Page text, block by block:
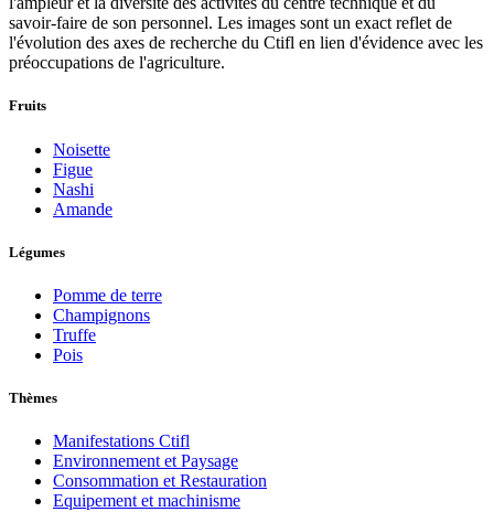
savoir-faire de son personnel. Les images sont un exact reflet de
l'évolution des axes de recherche du Ctifl en lien d'évidence avec les
préoccupations de l'agriculture.
Fruits
Noisette
Figue
Nashi
Amande
Légumes
Pomme de terre
Champignons
Truffe
Pois
Thèmes
Manifestations Ctifl
Environnement et Paysage
Consommation et Restauration
Equipement et machinisme